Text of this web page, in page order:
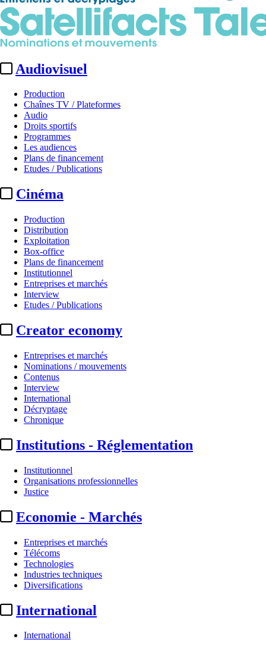
Audiovisuel
Production
Chaînes TV / Plateformes
Audio
Droits sportifs
Programmes
Les audiences
Plans de financement
Etudes / Publications
Cinéma
Production
Distribution
Exploitation
Box-office
Plans de financement
Institutionnel
Entreprises et marchés
Interview
Etudes / Publications
Creator economy
Entreprises et marchés
Nominations / mouvements
Contenus
Interview
International
Décryptage
Chronique
Institutions - Réglementation
Institutionnel
Organisations professionnelles
Justice
Economie - Marchés
Entreprises et marchés
Télécoms
Technologies
Industries techniques
Diversifications
International
International
International